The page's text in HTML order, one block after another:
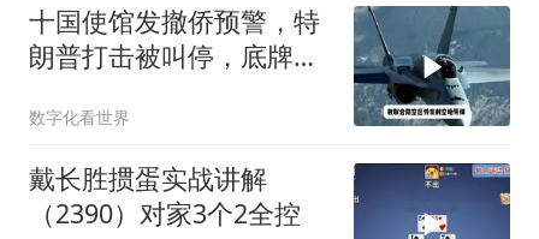
十国使馆发撤侨预警，特
朗普打击被叫停，底牌将
数字化看世界
戴长胜掼蛋实战讲解
（2390）对家3个2全控